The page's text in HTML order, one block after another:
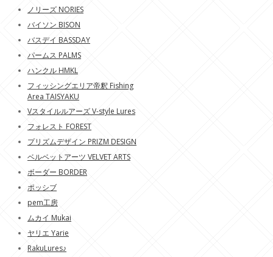
ノリーズ NORIES
バイソン BISON
バスデイ BASSDAY
パームス PALMS
ハンクル HMKL
フィッシングエリア帝釈 Fishing
Area TAISYAKU
Vスタイルルアーズ V-style Lures
フォレスト FOREST
プリズムデザイン PRIZM DESIGN
ベルベットアーツ VELVET ARTS
ボーダー BORDER
ポッシブ
pem工房
ムカイ Mukai
ヤリエ Yarie
RakuLures♪